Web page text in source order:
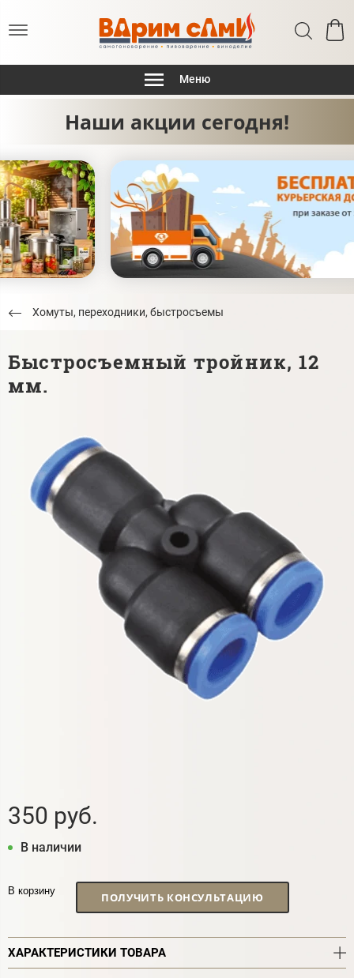
Меню
Наши акции сегодня!
Хомуты, переходники, быстросъемы
Быстросъемный тройник, 12
мм.
350 руб.
В наличии
В корзину ПОЛУЧИТЬ КОНСУЛЬТАЦИЮ
ХАРАКТЕРИСТИКИ ТОВАРА